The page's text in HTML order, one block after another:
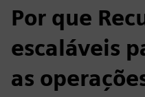
Por que
escaláveis
as